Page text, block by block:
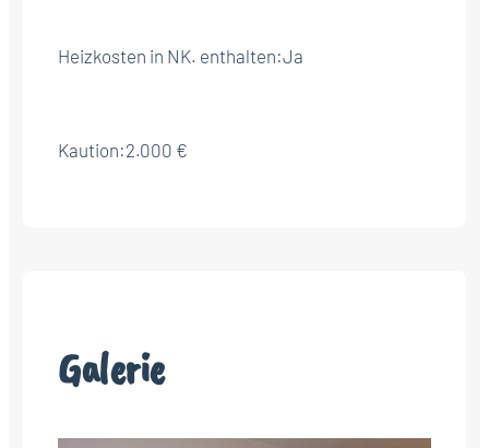
Heizkosten in NK. enthalten:Ja
Kaution:2.000 €
Galerie